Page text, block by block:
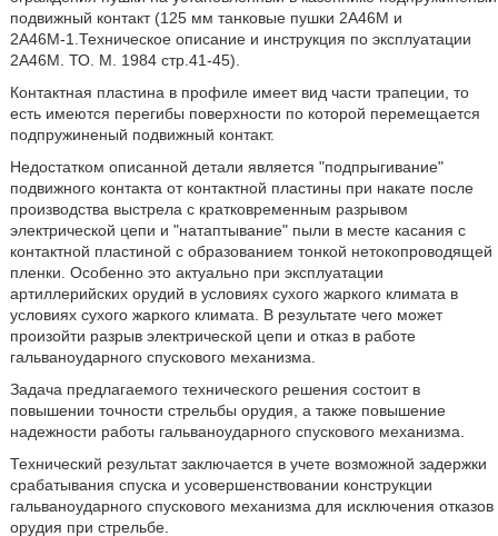
подвижный контакт (125 мм танковые пушки 2А46М и
2А46М-1.Техническое описание и инструкция по эксплуатации
2А46М. ТО. М. 1984 стр.41-45).
Контактная пластина в профиле имеет вид части трапеции, то
есть имеются перегибы поверхности по которой перемещается
подпружиненый подвижный контакт.
Недостатком описанной детали является "подпрыгивание"
подвижного контакта от контактной пластины при накате после
производства выстрела с кратковременным разрывом
электрической цепи и "натаптывание" пыли в месте касания с
контактной пластиной с образованием тонкой нетокопроводящей
пленки. Особенно это актуально при эксплуатации
артиллерийских орудий в условиях сухого жаркого климата в
условиях сухого жаркого климата. В результате чего может
произойти разрыв электрической цепи и отказ в работе
гальваноударного спускового механизма.
Задача предлагаемого технического решения состоит в
повышении точности стрельбы орудия, а также повышение
надежности работы гальваноударного спускового механизма.
Технический результат заключается в учете возможной задержки
срабатывания спуска и усовершенствовании конструкции
гальваноударного спускового механизма для исключения отказов
орудия при стрельбе.